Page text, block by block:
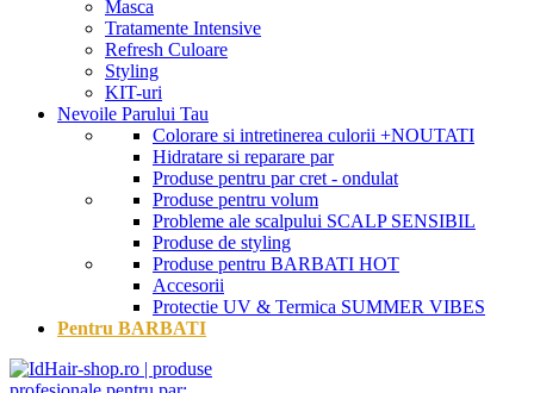
Masca
Tratamente Intensive
Refresh Culoare
Styling
KIT-uri
Nevoile Parului Tau
Colorare si intretinerea culorii +NOUTATI
Hidratare si reparare par
Produse pentru par cret - ondulat
Produse pentru volum
Probleme ale scalpului SCALP SENSIBIL
Produse de styling
Produse pentru BARBATI HOT
Accesorii
Protectie UV & Termica SUMMER VIBES
Pentru BARBATI